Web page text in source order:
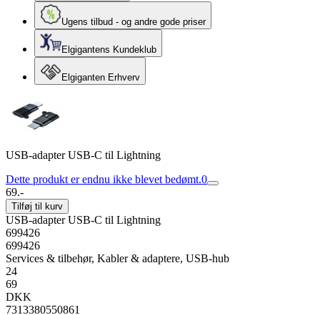
Ugens tilbud - og andre gode priser
Elgigantens Kundeklub
Elgiganten Erhverv
USB-adapter USB-C til Lightning
Dette produkt er endnu ikke blevet bedømt.0
69.-
Tilføj til kurv
USB-adapter USB-C til Lightning
699426
699426
Services & tilbehør, Kabler & adaptere, USB-hub
24
69
DKK
7313380550861